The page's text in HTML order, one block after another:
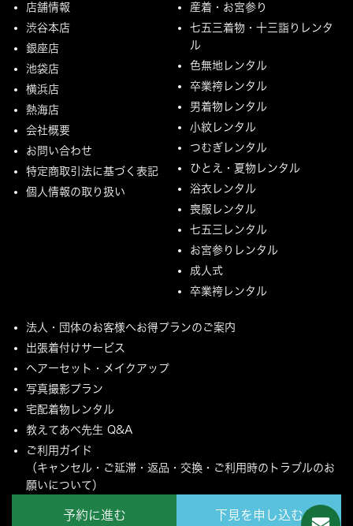
予約に進む 下見を申し込む
店舗情報
渋谷本店
銀座店
池袋店
横浜店
熱海店
会社概要
お問い合わせ
特定商取引法に基づく表記
個人情報の取り扱い
産着・お宮参り
七五三着物・十三詣りレンタ
ル
色無地レンタル
卒業袴レンタル
男着物レンタル
小紋レンタル
つむぎレンタル
ひとえ・夏物レンタル
浴衣レンタル
喪服レンタル
七五三レンタル
お宮参りレンタル
成人式
卒業袴レンタル
法人・団体のお客様へお得プランのご案内
出張着付けサービス
ヘアーセット・メイクアップ
写真撮影プラン
宅配着物レンタル
教えてあべ先生 Q&A
ご利用ガイド
（キャンセル・ご延滞・返品・交換・ご利用時のトラブルのお
願いについて）